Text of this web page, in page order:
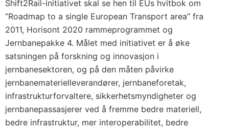
Shift2Rail-initiativet skal se hen til EUs hvitbok om
”Roadmap to a single European Transport area” fra
2011, Horisont 2020 rammeprogrammet og
Jernbanepakke 4. Målet med initiativet er å øke
satsningen på forskning og innovasjon i
jernbanesektoren, og på den måten påvirke
jernbanematerielleverandører, jernbaneforetak,
infrastrukturforvaltere, sikkerhetsmyndigheter og
jernbanepassasjerer ved å fremme bedre materiell,
bedre infrastruktur, mer interoperabilitet, bedre